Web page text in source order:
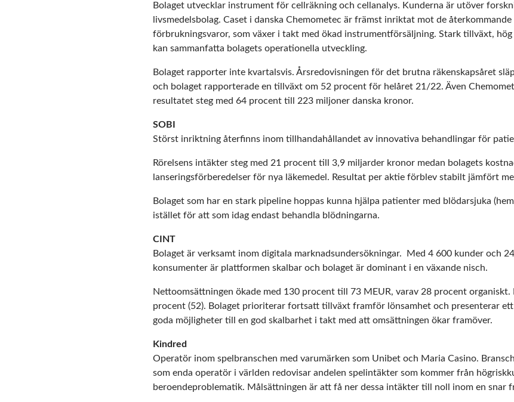
Bolaget utvecklar instrument för cellräkning och cellanalys. Kunderna är utöver
livsmedelsbolag. Caset i danska Chemometec är främst inriktat mot de
förbrukningsvaror, som växer i takt med ökad instrumentförsäljning. Stark tillväxt,
kan sammanfatta bolagets operationella utveckling.
Bolaget rapporter inte kvartalsvis. Årsredovisningen för det brutna räkenskapsåret
och bolaget rapporterade en tillväxt om 52 procent för helåret 21/22. Även
resultatet steg med 64 procent till 223 miljoner danska kronor.
SOBI
Störst inriktning återfinns inom tillhandahållandet av innovativa behandlingar för
Rörelsens intäkter steg med 21 procent till 3,9 miljarder kronor medan bolagets
lanseringsförberedelser för nya läkemedel. Resultat per aktie förblev stabilt jämfört
Bolaget som har en stark pipeline hoppas kunna hjälpa patienter med blödarsjuka
istället för att som idag endast behandla blödningarna.
CINT
Bolaget är verksamt inom digitala marknadsundersökningar. Med 4 600 kunder och
konsumenter är plattformen skalbar och bolaget är dominant i en växande nisch.
Nettoomsättningen ökade med 130 procent till 73 MEUR, varav 28 procent
procent (52). Bolaget prioriterar fortsatt tillväxt framför lönsamhet och presenterar
goda möjligheter till en god skalbarhet i takt med att omsättningen ökar framöver.
Kindred
Operatör inom spelbranschen med varumärken som Unibet och Maria Casino.
som enda operatör i världen redovisar andelen spelintäkter som kommer från
beroendeproblematik. Målsättningen är att få ner dessa intäkter till noll inom en snar